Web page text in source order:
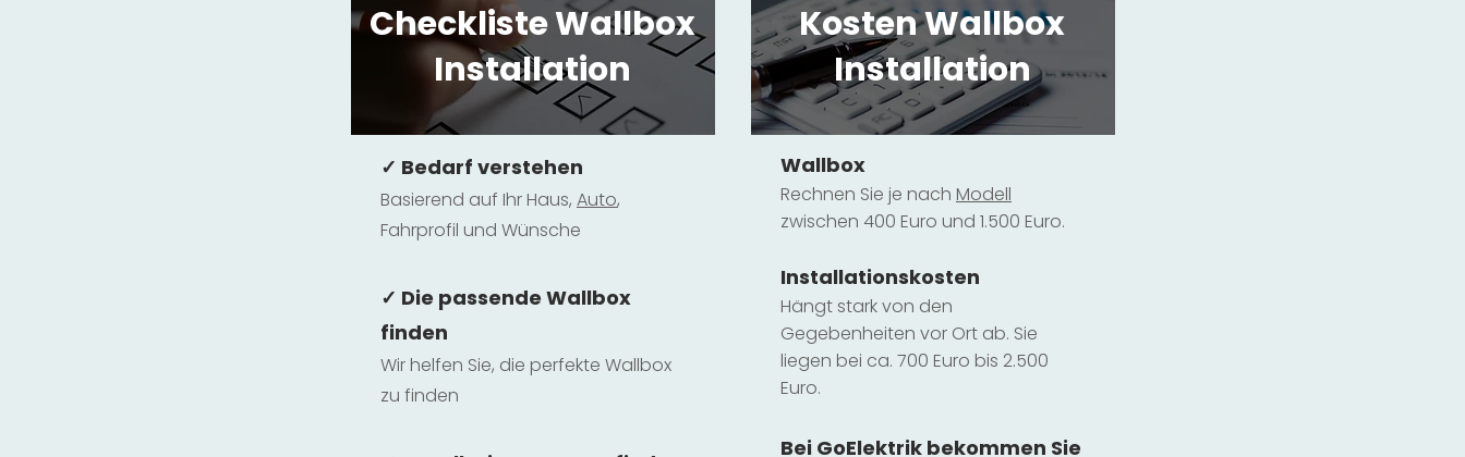
Checkliste Wallbox
Installation
✓ Bedarf verstehen
Basierend auf Ihr Haus, Auto,
Fahrprofil und Wünsche
✓ Die passende Wallbox
finden
Wir helfen Sie, die perfekte Wallbox
zu finden
Kosten Wallbox
Installation
Wallbox
Rechnen Sie je nach Modell
zwischen 400 Euro und 1.500 Euro.
Installationskosten
Hängt stark von den
Gegebenheiten vor Ort ab. Sie
liegen bei ca. 700 Euro bis 2.500
Euro.
Bei GoElektrik bekommen Sie